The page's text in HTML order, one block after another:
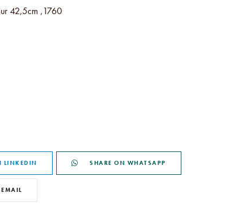
42,5cm ,1760
LINKEDIN SHARE ON WHATSAPP